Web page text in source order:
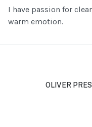
I have passion for
warm emotion.
OLIVER